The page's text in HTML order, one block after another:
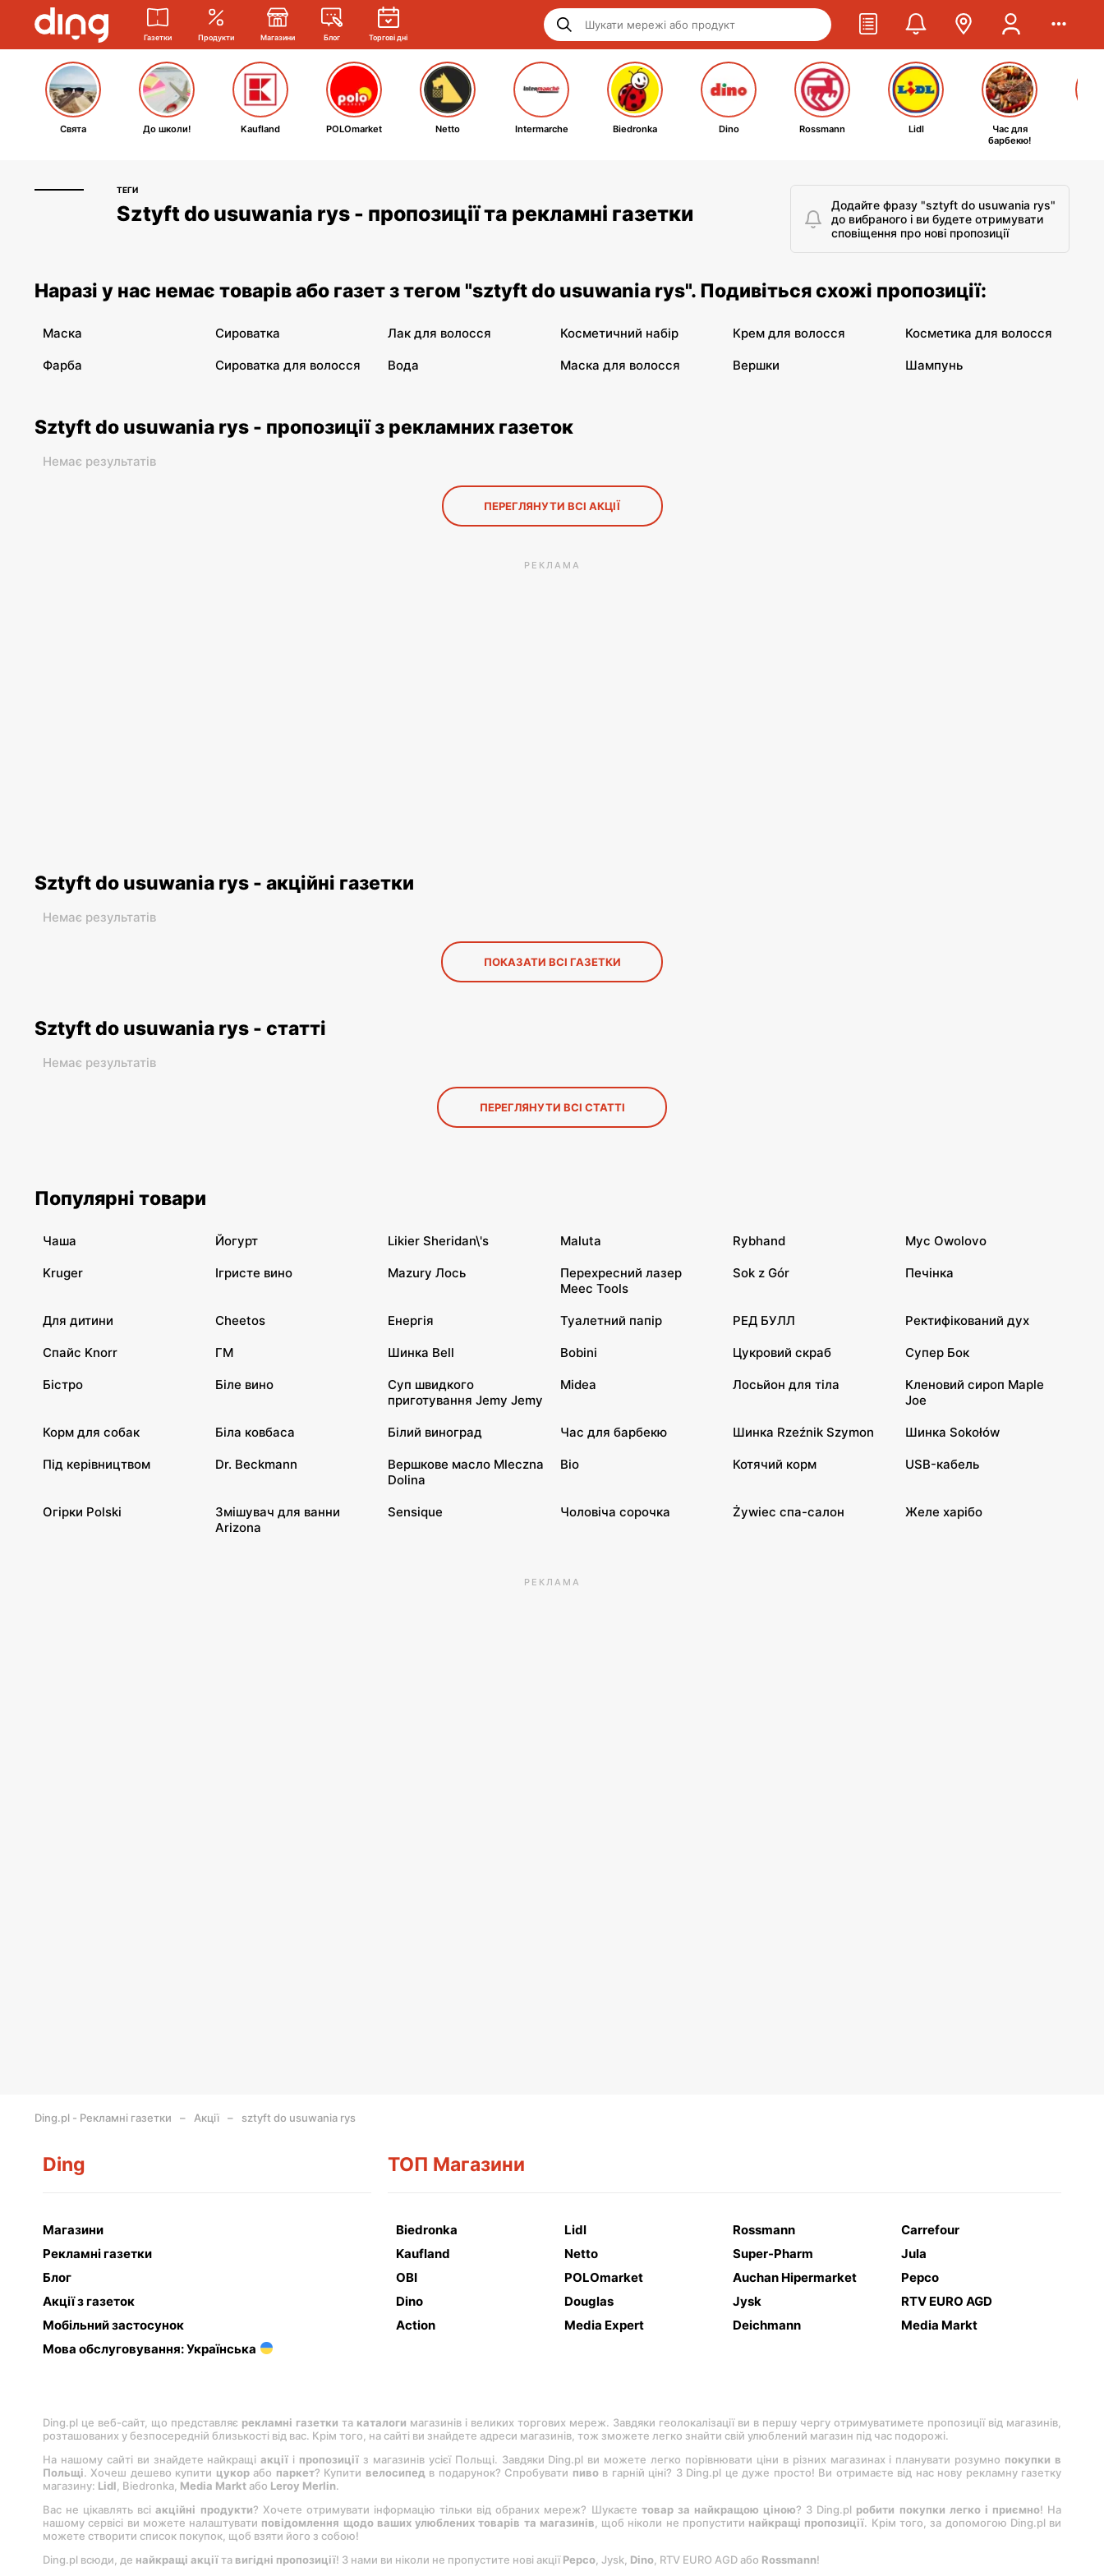
Газетки Продукти Магазини Блог Торгові дні
Свята До школи! Kaufland POLOmarket Netto Intermarche Biedronka Dino Rossmann Lidl
Час для
барбекю!
ТЕГИ
Sztyft do usuwania rys - пропозиції та рекламні газетки
Додайте фразу "sztyft do usuwania rys"
до вибраного і ви будете отримувати
сповіщення про нові пропозиції
Наразі у нас немає товарів або газет з тегом "sztyft do usuwania rys". Подивіться схожі пропозиції:
Маска Сироватка Лак для волосся Косметичний набір Крем для волосся Косметика для волосся
Фарба Сироватка для волосся Вода Маска для волосся Вершки Шампунь
Sztyft do usuwania rys - пропозиції з рекламних газеток
Немає результатів
ПЕРЕГЛЯНУТИ ВСІ АКЦІЇ
РЕКЛАМА
Sztyft do usuwania rys - акційні газетки
Немає результатів
ПОКАЗАТИ ВСІ ГАЗЕТКИ
Sztyft do usuwania rys - статті
Немає результатів
ПЕРЕГЛЯНУТИ ВСІ СТАТТІ
Популярні товари
Чаша Йогурт Likier Sheridan\'s Maluta Rybhand Мус Owolovo
Kruger Ігристе вино Mazury Лось
Перехресний лазер
Meec Tools
Sok z Gór Печінка
Для дитини Cheetos Енергія Туалетний папір РЕД БУЛЛ Ректифікований дух
Спайс Knorr ГМ Шинка Bell Bobini Цукровий скраб Супер Бок
Бістро Біле вино
Суп швидкого
приготування Jemy Jemy
Midea Лосьйон для тіла
Кленовий сироп Maple
Joe
Корм для собак Біла ковбаса Білий виноград Час для барбекю Шинка Rzeźnik Szymon Шинка Sokołów
Під керівництвом Dr. Beckmann
Вершкове масло Mleczna
Dolina
Bio Котячий корм USB-кабель
Огірки Polski
Змішувач для ванни
Arizona
Sensique Чоловіча сорочка Żywiec спа-салон Желе харібо
РЕКЛАМА
Ding.pl - Рекламні газетки Акції sztyft do usuwania rys
Ding
Магазини
Рекламні газетки
Блог
Акції з газеток
Мобільний застосунок
Мова обслуговування: Українська
ТОП Магазини
Biedronka Lidl Rossmann
Carrefour
Kaufland
Netto Super-Pharm
Jula
OBI
POLOmarket Auchan Hipermarket
Pepco
Dino
Douglas Jysk
RTV EURO AGD
Action
Media Expert Deichmann Media Markt
Ding.pl це веб-сайт, що представляє рекламні газетки та каталоги магазинів і великих торгових мереж. Завдяки геолокалізації ви в першу чергу отримуватимете пропозиції від магазинів,
розташованих у безпосередній близькості від вас. Крім того, на сайті ви знайдете адреси магазинів, тож зможете легко знайти свій улюблений магазин під час подорожі.
На нашому сайті ви знайдете найкращіакції і пропозиції з магазинів усієї Польщі. Завдяки Ding.pl ви можете легко порівнювати ціни в різних магазинах і планувати розумно покупки в
Польщі. Хочеш дешево купити цукорабо паркет? Купити велосипедв подарунок? Спробувати пивов гарній ціні? З Ding.pl це дуже просто! Ви отримаєте від нас нову рекламну газетку
магазину: Lіdl, Bіedronka, Medіa Markt або Leroy Merlіn.
Вас не цікавлять всіакційні продукти? Хочете отримувати інформацію тільки від обраних мереж? Шукаєте товар за найкращою ціною? З Ding.pl робити покупки легко і приємно! На
нашому сервісі ви можете налаштувати повідомлення щодо ваших улюблених товарів та магазинів, щоб ніколи не пропустити найкращі пропозиції. Крім того, за допомогою Ding.pl ви
можете створити список покупок, щоб взяти його з собою!
Ding.pl всюди, де найкращі акціїта вигідні пропозиції! З нами ви ніколи не пропустите нові акціїPepco, Jysk, Dіno, RTV EURO AGD або Rossmann!